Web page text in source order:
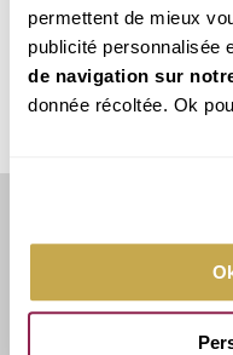
permettent de mieux
publicité personnalisée
de navigation sur
donnée récoltée. Ok
Une